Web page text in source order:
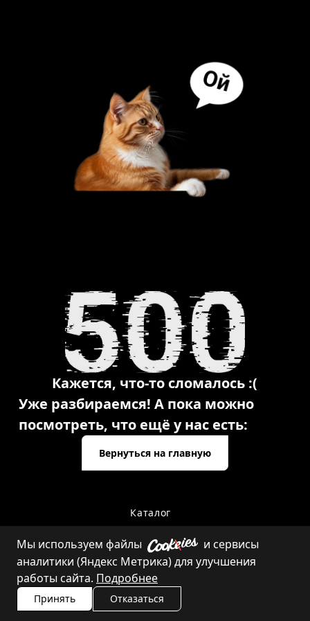
Кажется, что-то сломалось :(
Уже разбираемся! А пока можно
посмотреть, что ещё у нас есть:
Вернуться на главную
Каталог
Контакты
Мы используем файлы
и сервисы
аналитики (Яндекс Метрика) для улучшения
работы сайта. Подробнее
Принять Отказаться